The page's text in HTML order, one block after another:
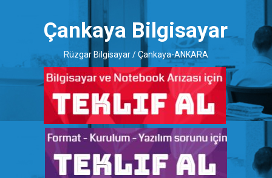
Çankaya Bilgisayar
Rüzgar Bilgisayar / Çankaya-ANKARA